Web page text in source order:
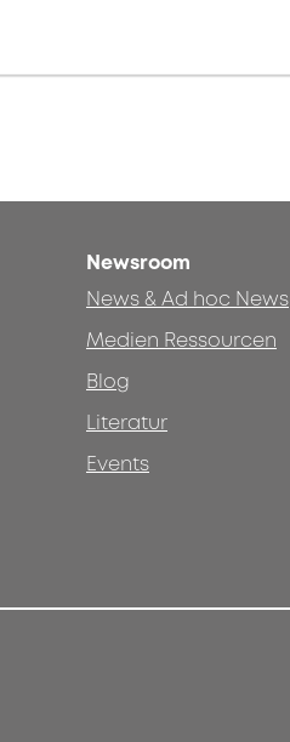
Newsroom
News & Ad hoc News
Medien Ressourcen
Blog
Literatur
Events